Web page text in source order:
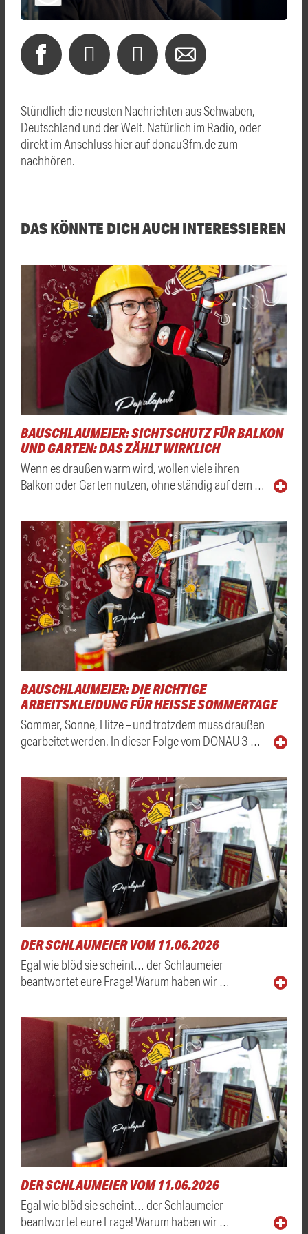
Stündlich die neusten Nachrichten aus Schwaben,
Deutschland und der Welt. Natürlich im Radio, oder
direkt im Anschluss hier auf donau3fm.de zum
nachhören.
DAS KÖNNTE DICH AUCH INTERESSIEREN
BAUSCHLAUMEIER: SICHTSCHUTZ FÜR BALKON
UND GARTEN: DAS ZÄHLT WIRKLICH
Wenn es draußen warm wird, wollen viele ihren
Balkon oder Garten nutzen, ohne ständig auf dem …
BAUSCHLAUMEIER: DIE RICHTIGE
ARBEITSKLEIDUNG FÜR HEISSE SOMMERTAGE
Sommer, Sonne, Hitze – und trotzdem muss draußen
gearbeitet werden. In dieser Folge vom DONAU 3 …
DER SCHLAUMEIER VOM 11.06.2026
Egal wie blöd sie scheint… der Schlaumeier
beantwortet eure Frage! Warum haben wir …
DER SCHLAUMEIER VOM 11.06.2026
Egal wie blöd sie scheint… der Schlaumeier
beantwortet eure Frage! Warum haben wir …